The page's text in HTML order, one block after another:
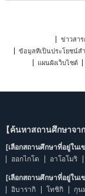
ข่าวสา
ข้อมูลที่เป็นประโยชน์ส
แผนผังเว็บไซต์
【ค้นหาสถานศึกษาจา
[เลือกสถานศึกษาที่อยู่ในเ
ฮอกไกโด
อาโอโมริ
[เลือกสถานศึกษาที่อยู่ในเ
อิบารากิ
โทชิกิ กุน